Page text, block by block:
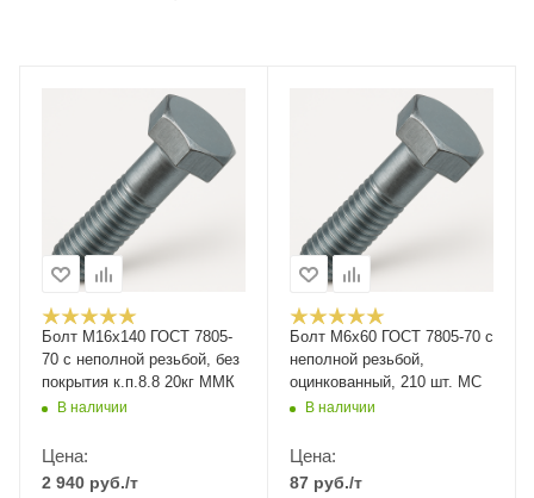
Болт М16x140 ГОСТ 7805-
70 с неполной резьбой, без
покрытия к.п.8.8 20кг ММК
В наличии
Цена:
2 940 руб./т
Болт М6х60 ГОСТ 7805-70 с
неполной резьбой,
оцинкованный, 210 шт. МС
В наличии
Цена:
87 руб./т